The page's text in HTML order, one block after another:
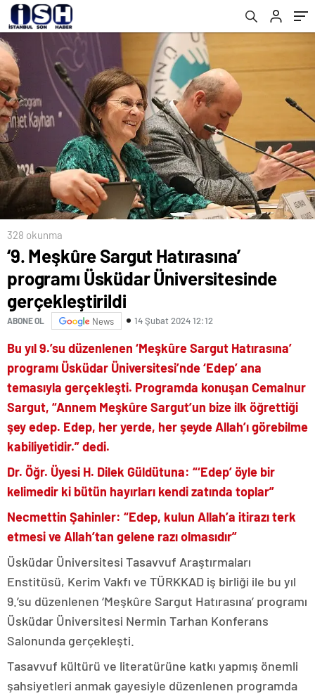
328 okunma
‘9. Meşkûre Sargut Hatırasına’
programı Üsküdar Üniversitesinde
gerçekleştirildi
ABONE OL News 14 Şubat 2024 12:12
Bu yıl 9.’su düzenlenen ‘Meşkûre Sargut Hatırasına’
programı Üsküdar Üniversitesi’nde ‘Edep’ ana
temasıyla gerçekleşti. Programda konuşan Cemalnur
Sargut, “Annem Meşkûre Sargut’un bize ilk öğrettiği
şey edep. Edep, her yerde, her şeyde Allah’ı görebilme
kabiliyetidir.” dedi.
Dr. Öğr. Üyesi H. Dilek Güldütuna: “‘Edep’ öyle bir
kelimedir ki bütün hayırları kendi zatında toplar”
Necmettin Şahinler: “Edep, kulun Allah’a itirazı terk
etmesi ve Allah’tan gelene razı olmasıdır”
Üsküdar Üniversitesi Tasavvuf Araştırmaları
Enstitüsü, Kerim Vakfı ve TÜRKKAD iş birliği ile bu yıl
9.’su düzenlenen ‘Meşkûre Sargut Hatırasına’ programı
Üsküdar Üniversitesi Nermin Tarhan Konferans
Salonunda gerçekleşti.
Tasavvuf kültürü ve literatürüne katkı yapmış önemli
şahsiyetleri anmak gayesiyle düzenlenen programda